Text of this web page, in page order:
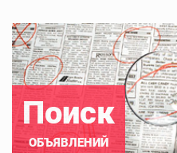
Поиск
ОБЪЯВЛЕНИЙ